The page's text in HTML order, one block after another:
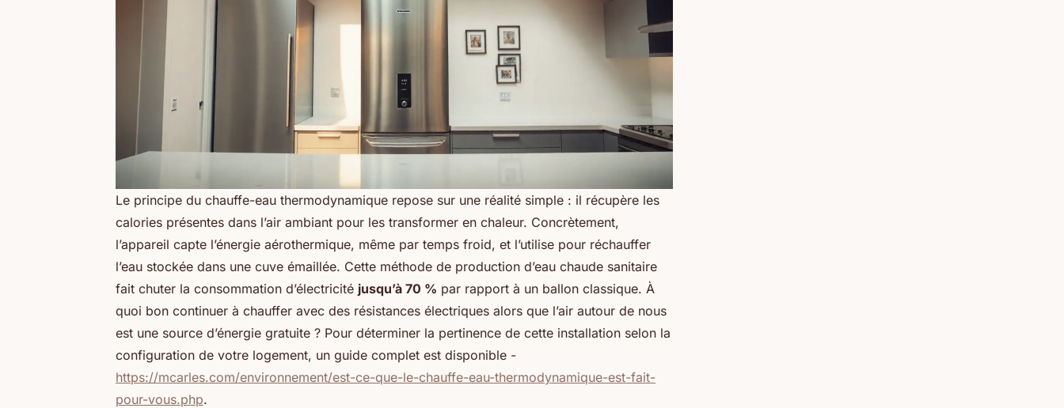
Le principe du chauffe-eau thermodynamique repose sur une réalité simple : il récupère les
calories présentes dans l’air ambiant pour les transformer en chaleur. Concrètement,
l’appareil capte l’énergie aérothermique, même par temps froid, et l’utilise pour réchauffer
l’eau stockée dans une cuve émaillée. Cette méthode de production d’eau chaude sanitaire
fait chuter la consommation d’électricité jusqu’à 70 % par rapport à un ballon classique. À
quoi bon continuer à chauffer avec des résistances électriques alors que l’air autour de nous
est une source d’énergie gratuite ? Pour déterminer la pertinence de cette installation selon la
configuration de votre logement, un guide complet est disponible -
https://mcarles.com/environnement/est-ce-que-le-chauffe-eau-thermodynamique-est-fait-
pour-vous.php.